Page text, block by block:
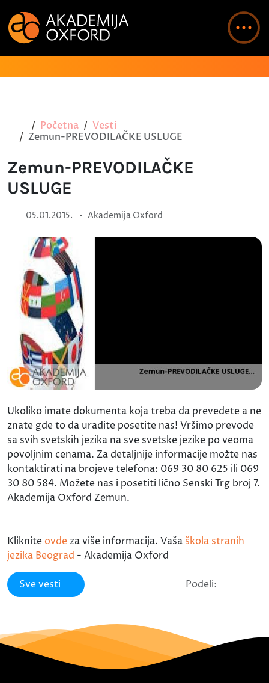
Početna
Vesti
Zemun-PREVODILAČKE USLUGE
Zemun-PREVODILAČKE
USLUGE
05.01.2015. • Akademija Oxford
Ukoliko imate dokumenta koja treba da prevedete a ne
znate gde to da uradite posetite nas! Vršimo prevode
sa svih svetskih jezika na sve svetske jezike po veoma
povoljnim cenama. Za detaljnije informacije možte nas
kontaktirati na brojeve telefona: 069 30 80 625 ili 069
30 80 584. Možete nas i posetiti lično Senski Trg broj 7.
Akademija Oxford Zemun.
Kliknite ovde za više informacija. Vaša škola stranih
jezika Beograd - Akademija Oxford
Sve vesti Podeli: